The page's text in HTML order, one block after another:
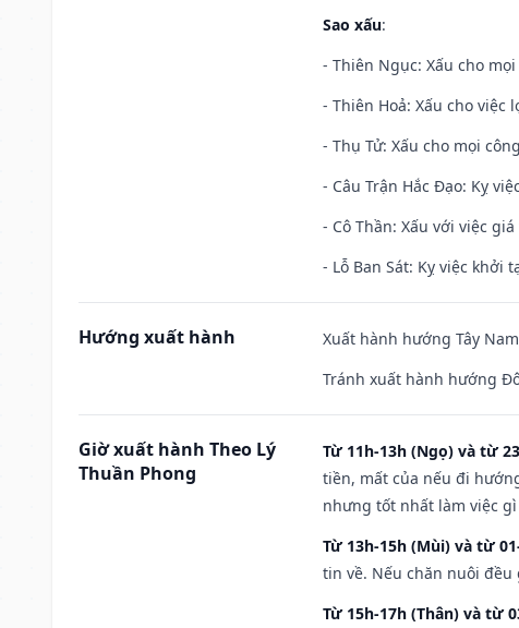
Sao xấu:
- Thiên Ngục: Xấu cho
- Thiên Hoả: Xấu cho việc
- Thụ Tử: Xấu cho mọi
- Câu Trận Hắc Đạo: Kỵ
- Cô Thần: Xấu với việc
- Lỗ Ban Sát: Kỵ việc khởi
Hướng xuất hành
Xuất hành hướng Tây
Tránh xuất hành hướng
Giờ xuất hành Theo Lý
Thuần Phong
Từ 11h-13h (Ngọ) và từ
tiền, mất của nếu đi
nhưng tốt nhất làm việc
Từ 13h-15h (Mùi) và từ
tin về. Nếu chăn nuôi
Từ 15h-17h (Thân) và từ